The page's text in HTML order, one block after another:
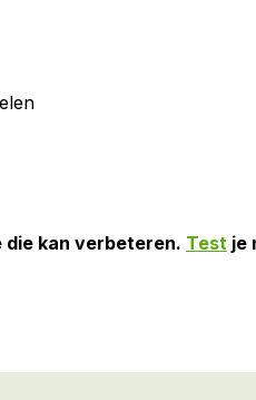
die kan verbeteren. Test je